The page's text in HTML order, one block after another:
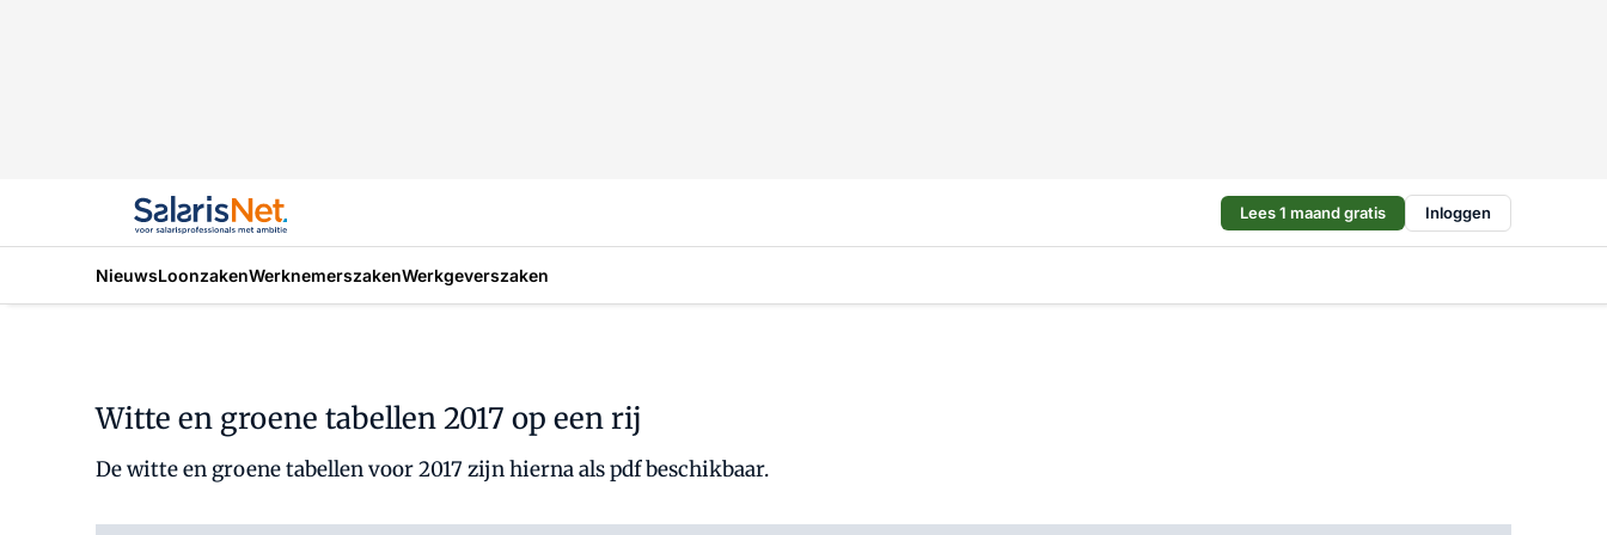
Lees 1 maand gratis Inloggen
NieuwsLoonzakenWerknemerszakenWerkgeverszaken
Witte en groene tabellen 2017 op een rij
De witte en groene tabellen voor 2017 zijn hierna als pdf beschikbaar.